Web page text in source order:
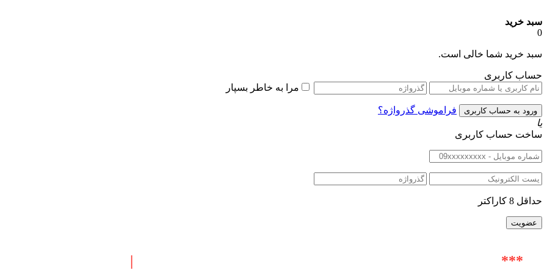
سبد خرید
0
سبد خرید شما خالی است.
حساب کاربری
مرا به خاطر بسپار
فراموشی گذرواژه؟
یا
ساخت حساب کاربری
حداقل 8 کاراکتر
***
|